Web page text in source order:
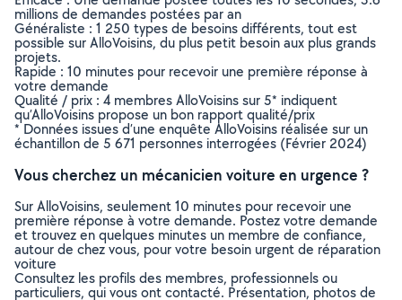
millions de demandes postées par an
Généraliste : 1 250 types de besoins différents, tout est
possible sur AlloVoisins, du plus petit besoin aux plus grands
projets.
Rapide : 10 minutes pour recevoir une première réponse à
votre demande
Qualité / prix : 4 membres AlloVoisins sur 5* indiquent
qu’AlloVoisins propose un bon rapport qualité/prix
* Données issues d’une enquête AlloVoisins réalisée sur un
échantillon de 5 671 personnes interrogées (Février 2024)
Vous cherchez un mécanicien voiture en urgence ?
Sur AlloVoisins, seulement 10 minutes pour recevoir une
première réponse à votre demande. Postez votre demande
et trouvez en quelques minutes un membre de confiance,
autour de chez vous, pour votre besoin urgent de réparation
voiture
Consultez les profils des membres, professionnels ou
particuliers, qui vous ont contacté. Présentation, photos de